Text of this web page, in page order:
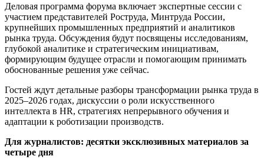
Деловая программа форума включает экспертные сессии с
участием представителей Роструда, Минтруда России,
крупнейших промышленных предприятий и аналитиков
рынка труда. Обсуждения будут посвящены исследованиям,
глубокой аналитике и стратегическим инициативам,
формирующим будущее отрасли и помогающим принимать
обоснованные решения уже сейчас.
Гостей ждут детальные разборы трансформации рынка труда в
2025–2026 годах, дискуссии о роли искусственного
интеллекта в HR, стратегиях непрерывного обучения и
адаптации к роботизации производств.
Для журналистов: десятки эксклюзивных материалов за
четыре дня